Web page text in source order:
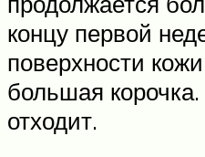
концу первой
поверхности
большая
отходит.